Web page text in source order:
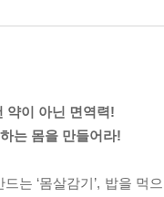
약이 아닌 면역력!
는 몸을 만들어라!
는 ‘몸살감기’, 밥을 먹